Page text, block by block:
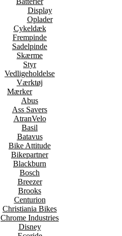
Display
Oplader
Cykeldæk
Frempinde
Sadelpinde
Skærme
Styr
Vedligeholdelse
Værktøj
Mærker
Abus
Ass Savers
AtranVelo
Basil
Batavus
Bike Attitude
Bikepartner
Blackburn
Bosch
Breezer
Brooks
Centurion
Christiania Bikes
Chrome Industries
Disney